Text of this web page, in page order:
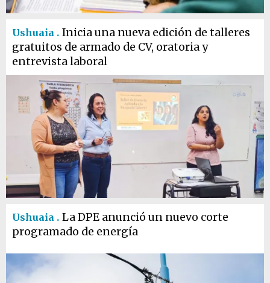
Ushuaia . Inicia una nueva edición de talleres
gratuitos de armado de CV, oratoria y
entrevista laboral
Ushuaia . La DPE anunció un nuevo corte
programado de energía